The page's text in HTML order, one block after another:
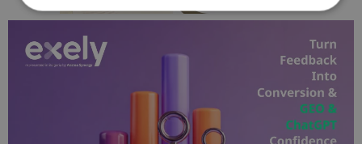
Строго необходимо
Строго необходимите бисквитки позволяват
основната функционалност на уебсайта, като
потребителско влизане и управление на
акаунта. Уебсайтът не може да се използва